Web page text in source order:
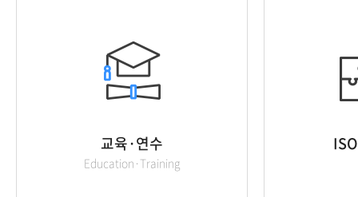
교육·연수
Education·Training